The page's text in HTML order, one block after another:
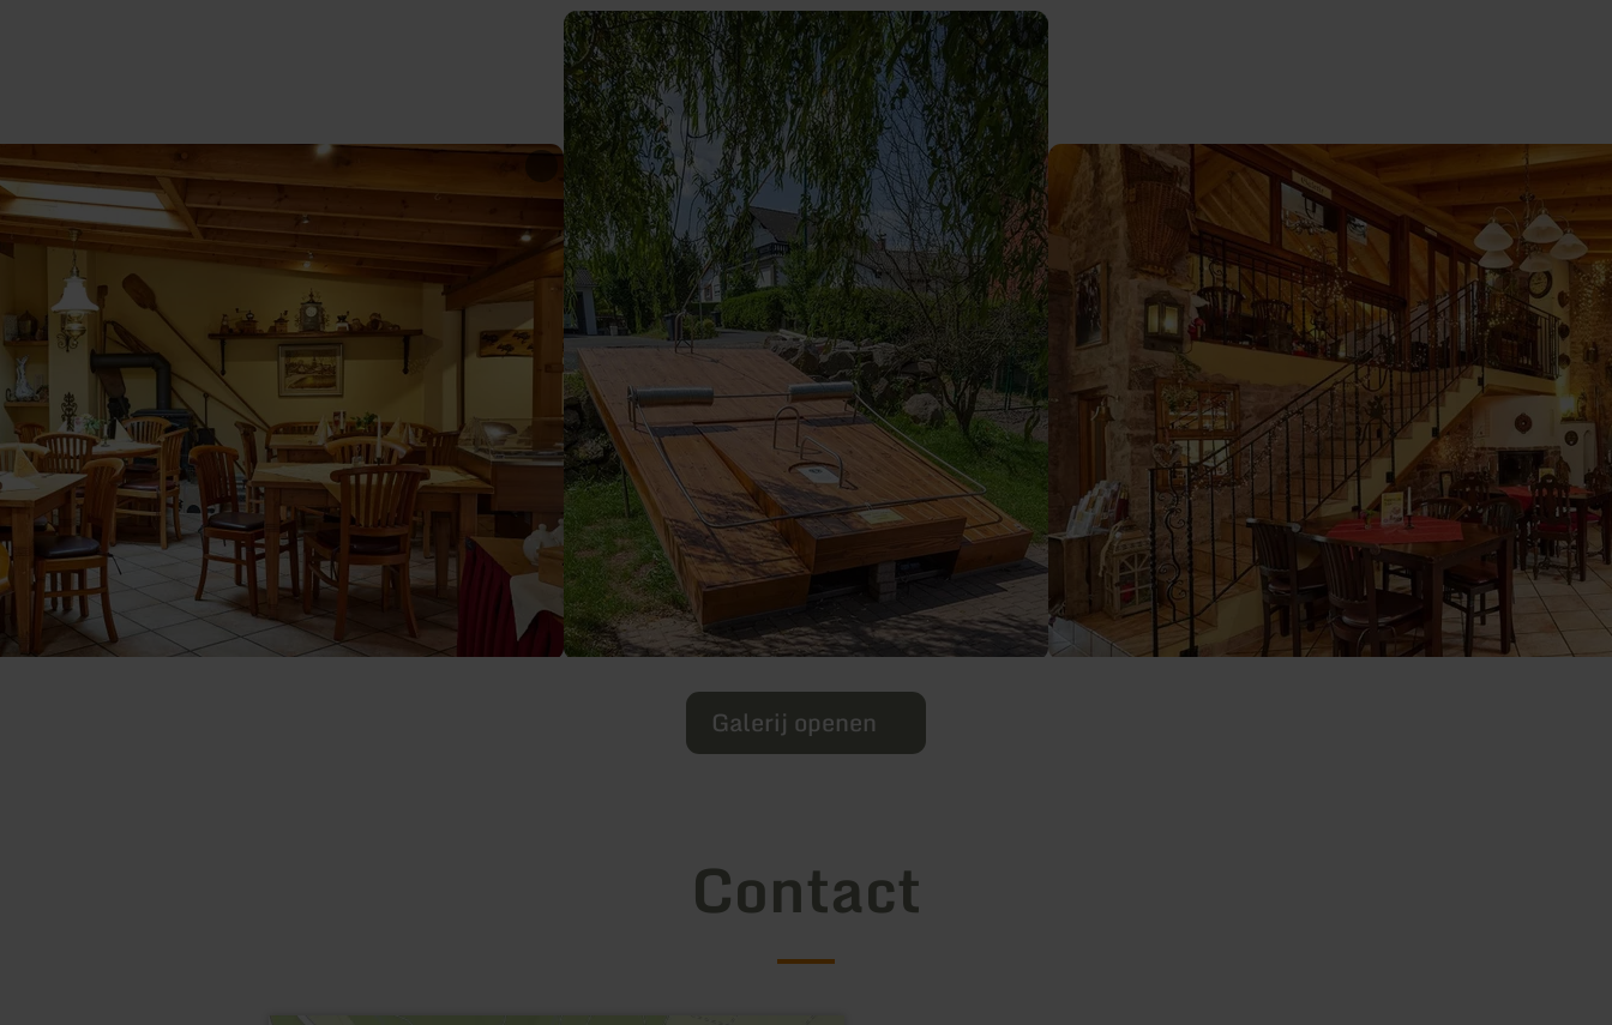
Galerij openen
Contact